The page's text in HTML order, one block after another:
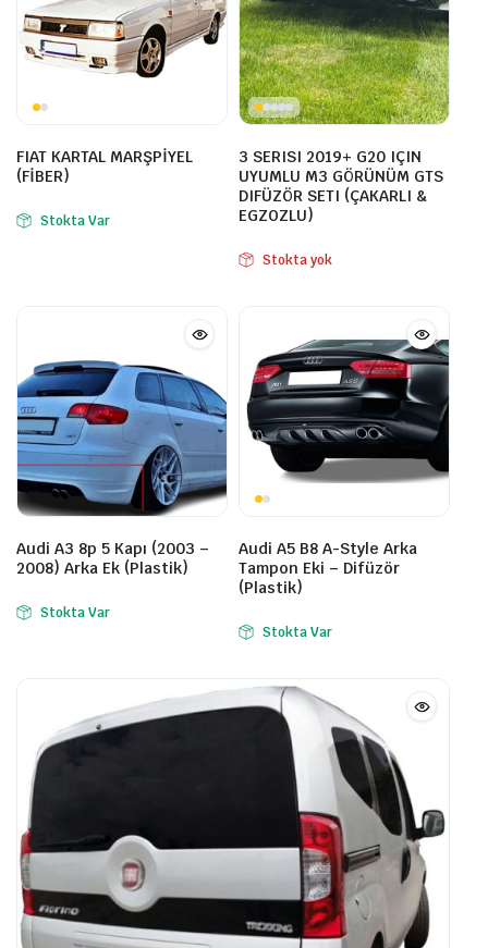
FIAT KARTAL MARŞPİYEL
(FİBER)
Stokta Var
3 SERISI 2019+ G20 IÇIN
UYUMLU M3 GÖRÜNÜM GTS
DIFÜZÖR SETI (ÇAKARLI &
EGZOZLU)
Stokta yok
Audi A3 8p 5 Kapı (2003 –
2008) Arka Ek (Plastik)
Stokta Var
Audi A5 B8 A-Style Arka
Tampon Eki – Difüzör
(Plastik)
Stokta Var